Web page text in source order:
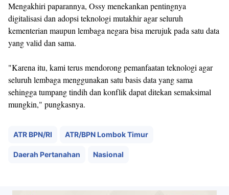
Mengakhiri paparannya, Ossy menekankan pentingnya
digitalisasi dan adopsi teknologi mutakhir agar seluruh
kementerian maupun lembaga negara bisa merujuk pada satu data
yang valid dan sama.
"Karena itu, kami terus mendorong pemanfaatan teknologi agar
seluruh lembaga menggunakan satu basis data yang sama
sehingga tumpang tindih dan konflik dapat ditekan semaksimal
mungkin," pungkasnya.
ATR BPN/RI ATR/BPN Lombok Timur
Daerah Pertanahan Nasional